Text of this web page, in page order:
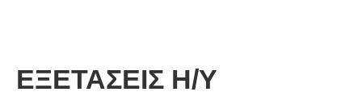
ΕΞΕΤΆΣΕΙΣ Η/Υ